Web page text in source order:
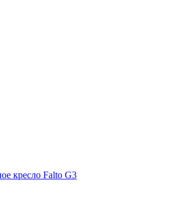
кресло Falto G3